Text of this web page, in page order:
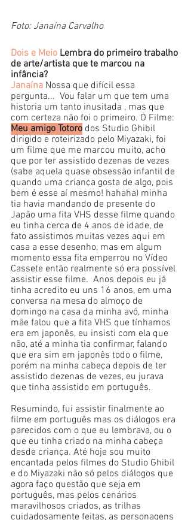
Foto: Janaína Carvalho
Dois e Meio Lembra do primeiro trabalho
de arte/artista que te marcou na
infância?
Janaína Nossa que difícil essa
pergunta...  Vou falar um que tem uma
historia um tanto inusitada , mas que
com certeza não foi o primeiro. O Filme:
Meu amigo Totoro dos Studio Ghibil
dirigido e roteirizado pelo Miyazaki, foi
um filme que me marcou muito, acho
que por ter assistido dezenas de vezes
(sabe aquela quase obsessão infantil de
quando uma criança gosta de algo, pois
bem é esse aí mesmo! hahaha) minha
tia havia mandando de presente do
Japão uma fita VHS desse filme quando
eu tinha cerca de 4 anos de idade, de
fato assistimos muitas vezes aqui em
casa a esse desenho, mas em algum
momento essa fita emperrou no Vídeo
Cassete então realmente só era possível
assistir esse filme.  Anos depois eu já
tinha acredito eu uns 16 anos, em uma
conversa na mesa do almoço de
domingo na casa da minha avó, minha
mãe falou que a fita VHS que tínhamos
era em japonês, eu insisti com ela que
não, até a minha tia confirmar, falando
que era sim em japonês todo o filme,
porém na minha cabeça depois de ter
assistido dezenas de vezes, eu jurava
que tinha assistido em português.
Resumindo, fui assistir finalmente ao
filme em português mas os diálogos era
parecidos com o que eu lembrava, ou o
que eu tinha criado na minha cabeça
desde criança. Até hoje sou muito
encantada pelos filmes do Studio Ghibil
e do Miyazaki não só pelos diálogos que
agora faço questão que seja em
português, mas pelos cenários
maravilhosos criados, as trilhas
cuidadosamente feitas, as personagens